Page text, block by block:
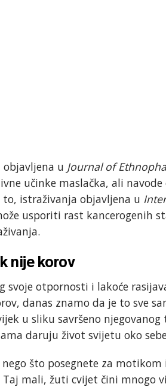
u Journal of
učinke maslačka, ali
istraživanja objavljena u
usporiti rast kancerogenih
nije korov
svoje otpornosti i lakoće
danas znamo da je to sve
u sliku savršeno
daruju život svijetu oko
što posegnete za
Taj mali, žuti cvijet čini mnogo